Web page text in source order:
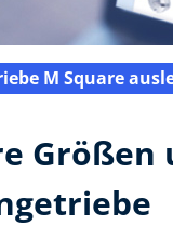
M Square
Größen